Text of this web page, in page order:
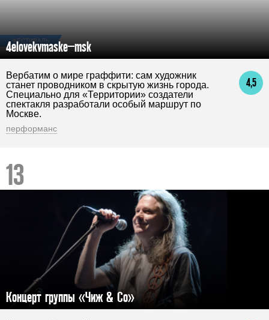
ФЕСТИВАЛЬ
4elovekvmaske_msk
4,5
Вербатим о мире граффити: сам художник
станет проводником в скрытую жизнь города.
Специально для «Территории» создатели
спектакля разработали особый маршрут по
Москве.
перформанс
Концерт группы «Чиж & Co»